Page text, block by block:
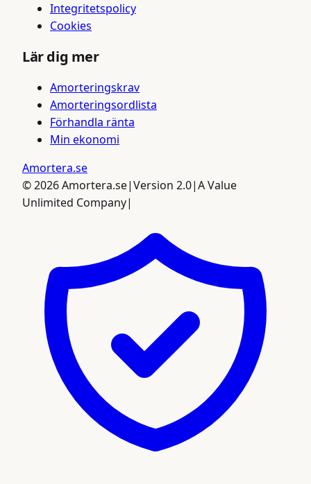
Integritetspolicy
Cookies
Lär dig mer
Amorteringskrav
Amorteringsordlista
Förhandla ränta
Min ekonomi
Amortera.se
©2026Amortera.se|Version 2.0|A Value
Unlimited Company|